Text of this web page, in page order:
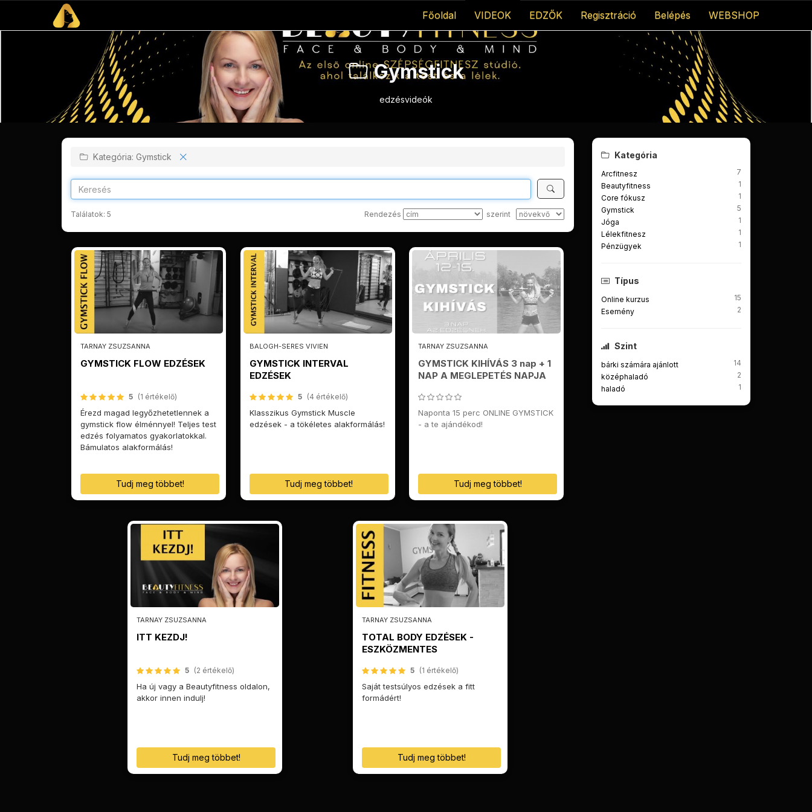
Főoldal VIDEOK EDZŐK Regisztráció Belépés WEBSHOP
Gymstick
edzésvideók
Kategória
Arcfitnesz
7
Beautyfitness
1
Core fókusz
1
Gymstick
5
Jóga
1
Lélekfitnesz
1
Pénzügyek
1
Típus
Online kurzus
15
Esemény
2
Szint
bárki számára ajánlott
14
középhaladó
2
haladó
1
Kategória: Gymstick
Találatok: 5 Rendezés szerint
TARNAY ZSUZSANNA
GYMSTICK FLOW EDZÉSEK
5 (1 értékelő)
Érezd magad legyőzhetetlennek a
gymstick flow élménnyel! Teljes test
edzés folyamatos gyakorlatokkal.
Bámulatos alakformálás!
Tudj meg többet!
BALOGH-SERES VIVIEN
GYMSTICK INTERVAL
EDZÉSEK
5 (4 értékelő)
Klasszikus Gymstick Muscle
edzések - a tökéletes alakformálás!
Tudj meg többet!
TARNAY ZSUZSANNA
GYMSTICK KIHÍVÁS 3 nap + 1
NAP A MEGLEPETÉS NAPJA
Naponta 15 perc ONLINE GYMSTICK
- a te ajándékod!
Tudj meg többet!
TARNAY ZSUZSANNA
ITT KEZDJ!
5 (2 értékelő)
Ha új vagy a Beautyfitness oldalon,
akkor innen indulj!
Tudj meg többet!
TARNAY ZSUZSANNA
TOTAL BODY EDZÉSEK -
ESZKÖZMENTES
5 (1 értékelő)
Saját testsúlyos edzések a fitt
formádért!
Tudj meg többet!